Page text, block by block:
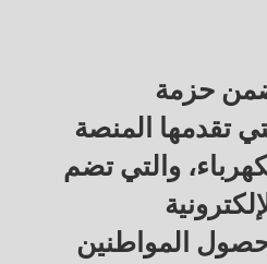
حزمة
تقدمها المنصة
والتي تضم
المواطنين